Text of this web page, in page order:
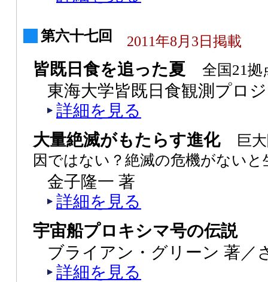
第六十七回 2011年8月3日掲載
皆既日食を追った夏 全国21
東海大学皆既日食観測プロ
詳細を見る
大量絶滅がもたらす進化
巨
因ではない？絶滅の危機がない
金子隆一 著
詳細を見る
宇宙船プロキシマ号の伝説
ブライアン・グリーン 著／
詳細を見る